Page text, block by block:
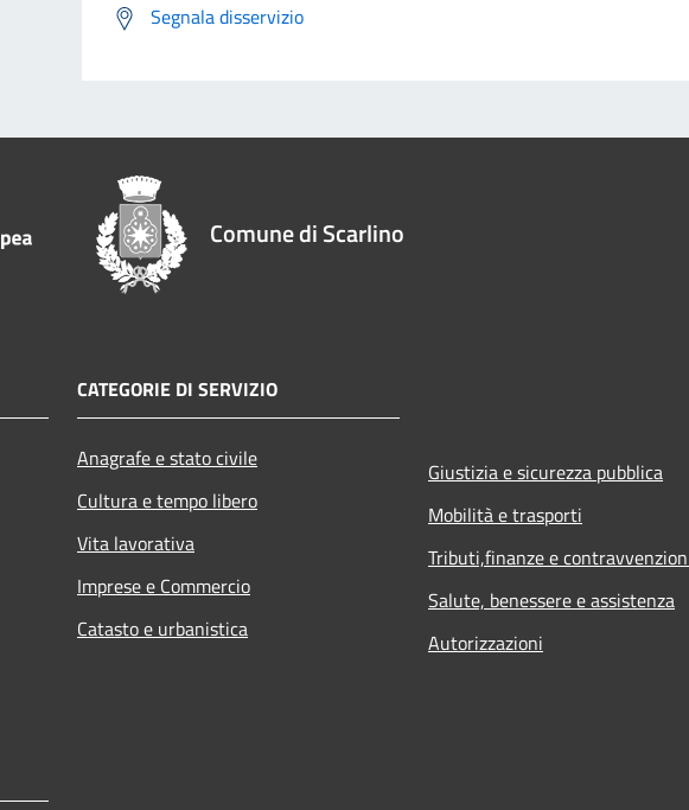
Segnala disservizio
Comune di Scarlino
CATEGORIE DI SERVIZIO
Anagrafe e stato civile
Cultura e tempo libero
Vita lavorativa
Imprese e Commercio
Catasto e urbanistica
Giustizia e sicurezza pubblica
Mobilità e trasporti
Tributi,finanze e
Salute, benessere e assistenza
Autorizzazioni